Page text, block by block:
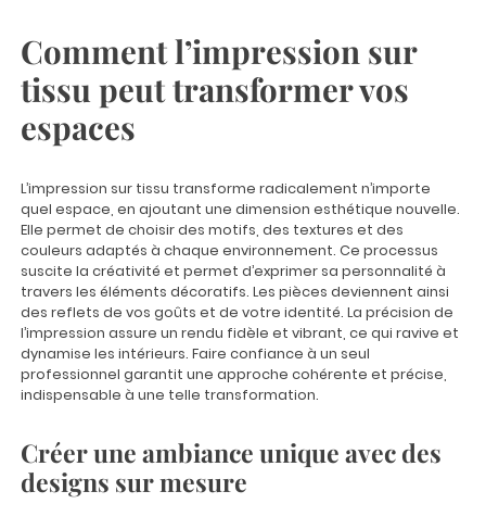
Comment l’impression sur
tissu peut transformer vos
espaces
L’impression sur tissu transforme radicalement n’importe
quel espace, en ajoutant une dimension esthétique nouvelle.
Elle permet de choisir des motifs, des textures et des
couleurs adaptés à chaque environnement. Ce processus
suscite la créativité et permet d’exprimer sa personnalité à
travers les éléments décoratifs. Les pièces deviennent ainsi
des reflets de vos goûts et de votre identité. La précision de
l’impression assure un rendu fidèle et vibrant, ce qui ravive et
dynamise les intérieurs. Faire confiance à un seul
professionnel garantit une approche cohérente et précise,
indispensable à une telle transformation.
Créer une ambiance unique avec des
designs sur mesure